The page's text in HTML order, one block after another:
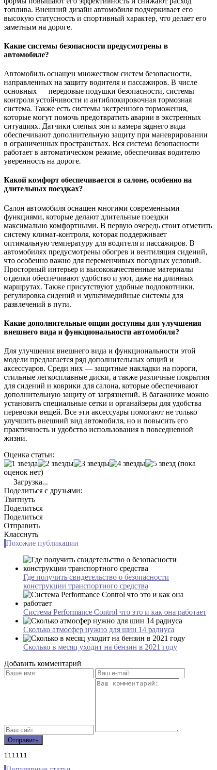
топлива. Внешний дизайн автомобиля подчеркивает его
высокую статусность и спортивный характер, что делает его
заметным на дороге.
Какие системы безопасности предусмотрены в
автомобиле?
Автомобиль оснащен множеством систем безопасности,
направленных на защиту водителя и пассажиров. В числе
основных — передовые подушки безопасности, системы
контроля устойчивости и антиблокировочная тормозная
система. Также есть системы экстренного торможения,
которые могут помочь предотвратить аварии в экстренных
ситуациях. Датчики слепых зон и камера заднего вида
обеспечивают дополнительную защиту при маневрировании
в ограниченных пространствах. Вся система безопасности
работает в автоматическом режиме, обеспечивая водителю
уверенность на дороге.
Какой комфорт обеспечивается в салоне, особенно на
длительных поездках?
Салон автомобиля оснащен многими современными
функциями, которые делают длительные поездки
максимально комфортными. В первую очередь стоит отметить
систему климат-контроля, которая поддерживает
оптимальную температуру для водителя и пассажиров. В
автомобилях предусмотрены обогрев и вентиляция сидений,
что особенно важно для переменчивых погодных условий.
Просторный интерьер и высококачественные материалы
отделки обеспечивают удобство и уют, даже на длинных
маршрутах. Также присутствуют удобные подлокотники,
регулировка сидений и мультимедийные системы для
развлечений в пути.
Какие дополнительные опции доступны для улучшения
внешнего вида и функциональности автомобиля?
Для улучшения внешнего вида и функциональности этой
модели предлагается ряд дополнительных опций и
аксессуаров. Среди них — защитные накладки на пороги,
стильные легкосплавные диски, а также различные покрытия
для сидений и коврики для салона, которые обеспечивают
дополнительную защиту от загрязнений. В багажнике можно
установить специальные сетки и органайзеры для удобства
перевозки вещей. Все эти аксессуары помогают не только
улучшить внешний вид автомобиля, но и повысить его
практичность и удобство использования в повседневной
жизни.
Оценка статьи:
(пока
оценок нет)
Загрузка...
Поделиться с друзьями:
Твитнуть
Поделиться
Поделиться
Отправить
Класснуть
Похожие публикации
Где получить свидетельство о безопасности
конструкции транспортного средства
Система Performance Control что это и как она работает
Сколько атмосфер нужно для шин 14 радиуса
Сколько в месяц уходит на бензин в 2021 году
Добавить комментарий
111111